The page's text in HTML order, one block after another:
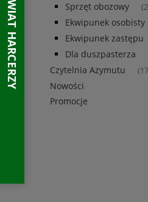
Sprzęt obozowy
Ekwipunek osobisty
Ekwipunek zastępu
Dla duszpasterza
Czytelnia Azymutu
Nowości
Promocje